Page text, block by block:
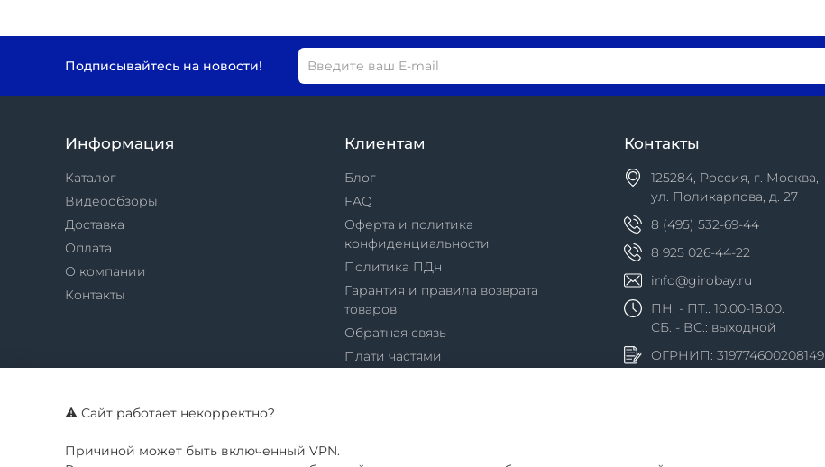
Подписывайтесь на новости!
Информация
Каталог
Видеообзоры
Доставка
Оплата
О компании
Контакты
Клиентам
Блог
FAQ
Оферта и политика
конфиденциальности
Политика ПДн
Гарантия и правила возврата
товаров
Обратная связь
Плати частями
Контакты
125284, Россия, г. Москва,
ул. Поликарпова, д. 27
8 (495) 532-69-44
8 925 026-44-22
info@girobay.ru
ПН. - ПТ.: 10.00-18.00.
СБ. - ВС.: выходной
ОГРНИП: 319774600208149
⚠️ Сайт работает некорректно?
Причиной может быть включенный VPN.